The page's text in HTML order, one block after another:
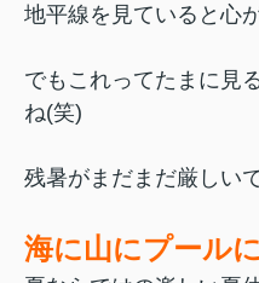
地平線を見ていると心
でもこれってたまに見
ね(笑)
残暑がまだまだ厳しい
海に山にプール